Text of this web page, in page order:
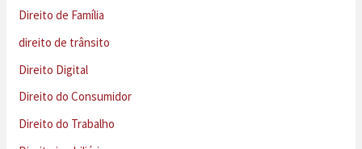
Direito de Família
direito de trânsito
Direito Digital
Direito do Consumidor
Direito do Trabalho